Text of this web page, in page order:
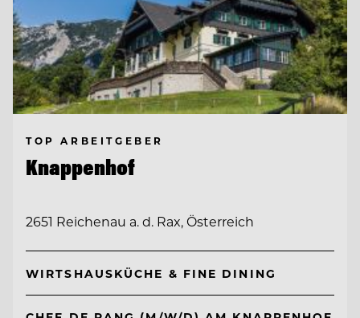
TOP ARBEITGEBER
Knappenhof
2651 Reichenau a. d. Rax, Österreich
WIRTSHAUSKÜCHE & FINE DINING